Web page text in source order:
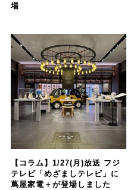
場
【コラム】1/27(月)放送 フジ
テレビ「めざましテレビ」に
蔦屋家電＋が登場しました